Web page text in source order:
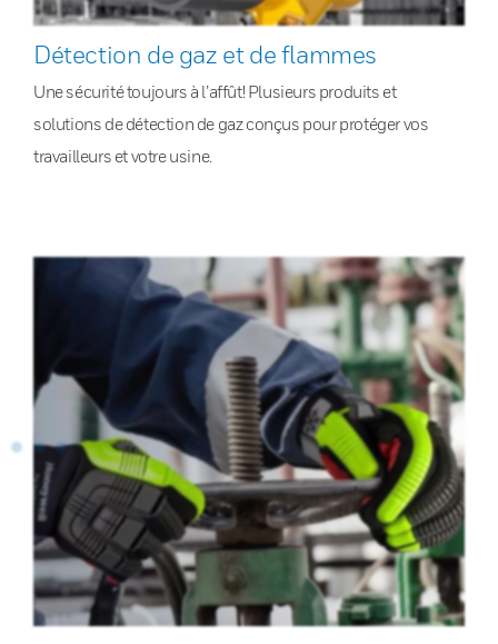
Détection de gaz et de flammes
Une sécurité toujours à l’affût! Plusieurs produits et
solutions de détection de gaz conçus pour protéger vos
travailleurs et votre usine.